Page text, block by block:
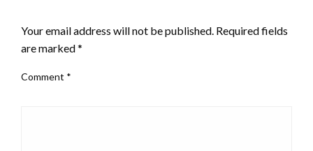
Your email address will not be published. Required fields
are marked*
Comment *